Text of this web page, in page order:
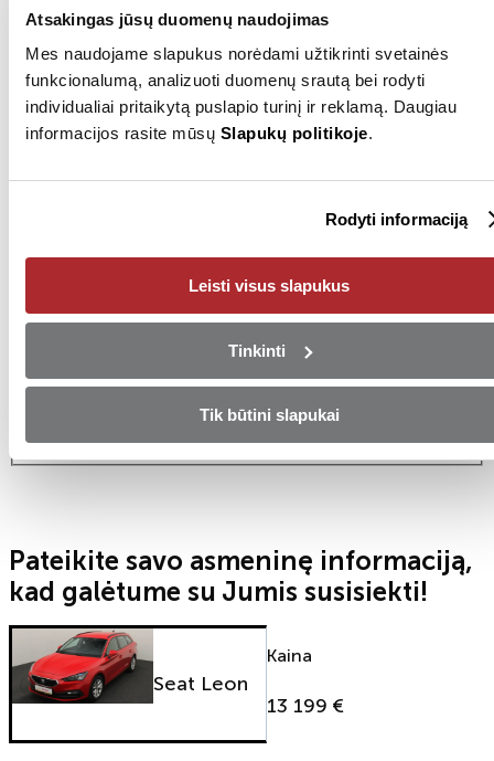
Atsakingas jūsų duomenų naudojimas
Mes naudojame slapukus norėdami užtikrinti svetainės
funkcionalumą, analizuoti duomenų srautą bei rodyti
individualiai pritaikytą puslapio turinį ir reklamą. Daugiau
informacijos rasite mūsų Slapukų politikoje.
Rodyti informaciją
Leisti visus slapukus
Tinkinti
Tik būtini slapukai
Valstybinis numerisNNU169
Pardavėjas
Rodyti numerį
Pasinaudokite ypatingu
Arba įsigykite automobilį mokėdami pilną sumą iš karto!
Pateikite savo asmeninę informaciją,
kad galėtume su Jumis susisiekti!
Seat Leon
Kaina
13 199 €